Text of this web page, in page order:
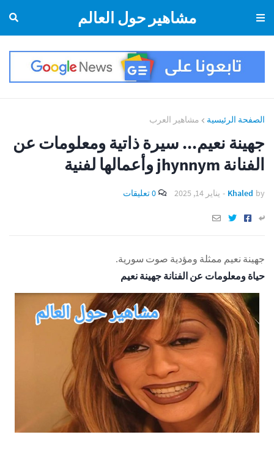
مشاهير حول العالم
الصفحة الرئيسية مشاهير العرب
جهينة نعيم... سيرة ذاتية ومعلومات عن
الفنانة jhynnym وأعمالها لفنية
by
Khaled
- يناير 14, 2025 0 تعليقات
جهينة نعيم ممثلة ومؤدية صوت سورية.
حياة ومعلومات عن الفنانة جهينة نعيم